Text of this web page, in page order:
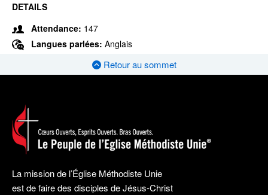
DETAILS
Attendance: 147
Langues parlées: Anglais
Retour au sommet
La mission de l’Église Méthodiste Unie
est de faire des disciples de Jésus-Christ